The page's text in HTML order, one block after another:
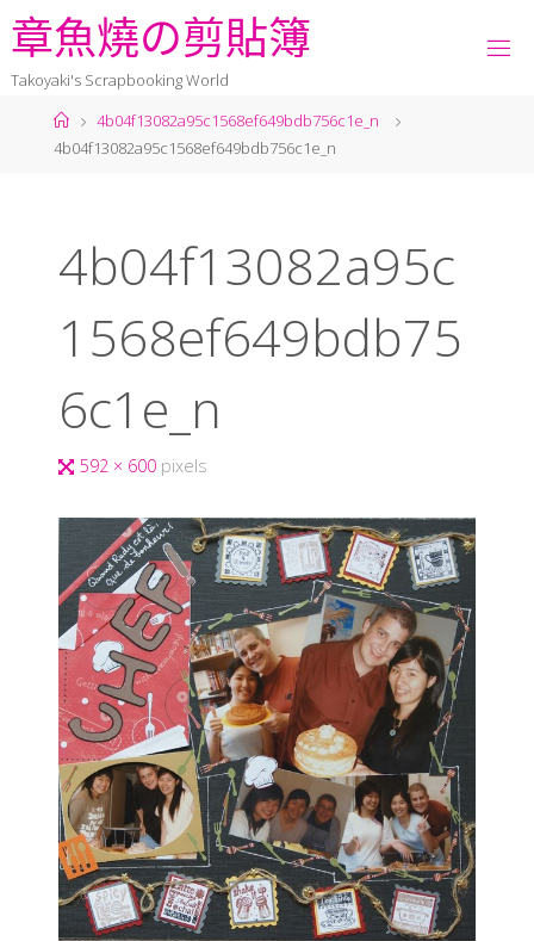
章魚燒の剪貼簿
Takoyaki's Scrapbooking World
4b04f13082a95c1568ef649bdb756c1e_n
4b04f13082a95c1568ef649bdb756c1e_n
4b04f13082a95c
1568ef649bdb75
6c1e_n
592 × 600 pixels